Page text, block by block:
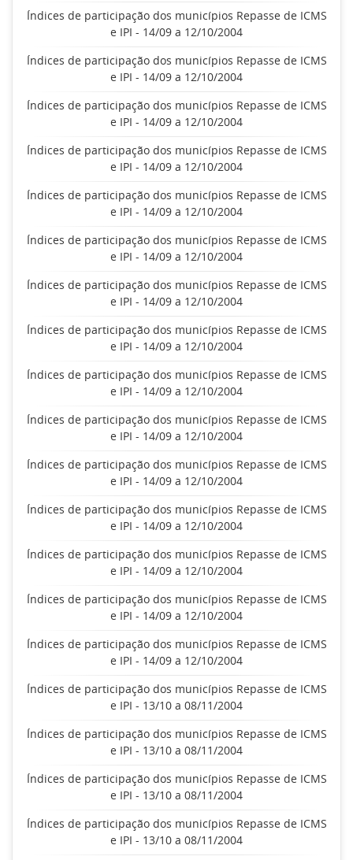
Índices de participação dos municípios Repasse de ICMS
e IPI - 14/09 a 12/10/2004
Índices de participação dos municípios Repasse de ICMS
e IPI - 14/09 a 12/10/2004
Índices de participação dos municípios Repasse de ICMS
e IPI - 14/09 a 12/10/2004
Índices de participação dos municípios Repasse de ICMS
e IPI - 14/09 a 12/10/2004
Índices de participação dos municípios Repasse de ICMS
e IPI - 14/09 a 12/10/2004
Índices de participação dos municípios Repasse de ICMS
e IPI - 14/09 a 12/10/2004
Índices de participação dos municípios Repasse de ICMS
e IPI - 14/09 a 12/10/2004
Índices de participação dos municípios Repasse de ICMS
e IPI - 14/09 a 12/10/2004
Índices de participação dos municípios Repasse de ICMS
e IPI - 14/09 a 12/10/2004
Índices de participação dos municípios Repasse de ICMS
e IPI - 14/09 a 12/10/2004
Índices de participação dos municípios Repasse de ICMS
e IPI - 14/09 a 12/10/2004
Índices de participação dos municípios Repasse de ICMS
e IPI - 14/09 a 12/10/2004
Índices de participação dos municípios Repasse de ICMS
e IPI - 14/09 a 12/10/2004
Índices de participação dos municípios Repasse de ICMS
e IPI - 14/09 a 12/10/2004
Índices de participação dos municípios Repasse de ICMS
e IPI - 14/09 a 12/10/2004
Índices de participação dos municípios Repasse de ICMS
e IPI - 13/10 a 08/11/2004
Índices de participação dos municípios Repasse de ICMS
e IPI - 13/10 a 08/11/2004
Índices de participação dos municípios Repasse de ICMS
e IPI - 13/10 a 08/11/2004
Índices de participação dos municípios Repasse de ICMS
e IPI - 13/10 a 08/11/2004